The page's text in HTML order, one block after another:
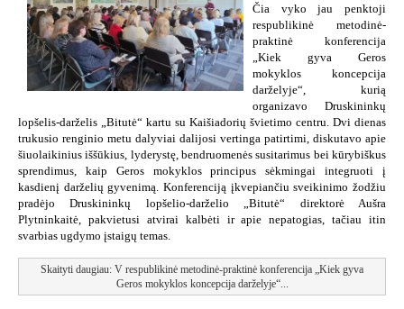
Čia vyko jau penktoji
respublikinė metodinė-
praktinė konferencija
„Kiek gyva Geros
mokyklos koncepcija
darželyje“, kurią
organizavo Druskininkų
lopšelis-darželis „Bitutė“ kartu su Kaišiadorių švietimo centru. Dvi dienas
trukusio renginio metu dalyviai dalijosi vertinga patirtimi, diskutavo apie
šiuolaikinius iššūkius, lyderystę, bendruomenės susitarimus bei kūrybiškus
sprendimus, kaip Geros mokyklos principus sėkmingai integruoti į
kasdienį darželių gyvenimą. Konferenciją įkvepiančiu sveikinimo žodžiu
pradėjo Druskininkų lopšelio-darželio „Bitutė“ direktorė Aušra
Plytninkaitė, pakvietusi atvirai kalbėti ir apie nepatogias, tačiau itin
svarbias ugdymo įstaigų temas.
Skaityti daugiau: V respublikinė metodinė-praktinė konferencija „Kiek gyva
Geros mokyklos koncepcija darželyje“...